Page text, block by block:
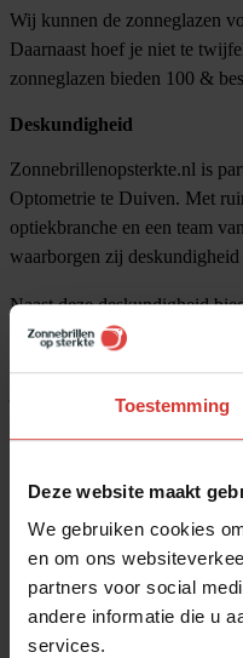
Toestemming
Deze website maakt
We gebruiken cookies
en om ons
partners voor social
andere informatie die u
services.
Wij kunnen de zonneglazen
Daarnaast hoef je niet te
zonneglazen bieden 100 &
Deskundigheid
Zonnebrillenopsterkte.nl is
Optometrie te Duiven. Met
optiekbranche en een team
waarborgen zij
Naast deze deskundigheid
Het bestellen van een
Zonnebril op sterkte online
Of je nu op zoek bent naar
hebben ze allemaal in huis.
zonnebril bij